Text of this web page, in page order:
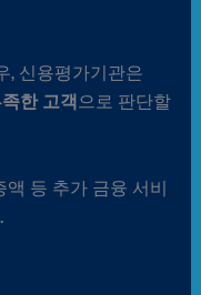
, 신용평가기관은
한 고객으로 판단할
등 추가 금융 서비